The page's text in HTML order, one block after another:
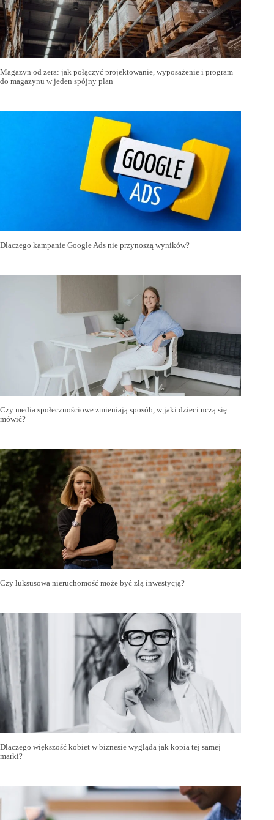
Magazyn od zera: jak połączyć projektowanie, wyposażenie i program
do magazynu w jeden spójny plan
Dlaczego kampanie Google Ads nie przynoszą wyników?
Czy media społecznościowe zmieniają sposób, w jaki dzieci uczą się
mówić?
Czy luksusowa nieruchomość może być złą inwestycją?
Dlaczego większość kobiet w biznesie wygląda jak kopia tej samej
marki?